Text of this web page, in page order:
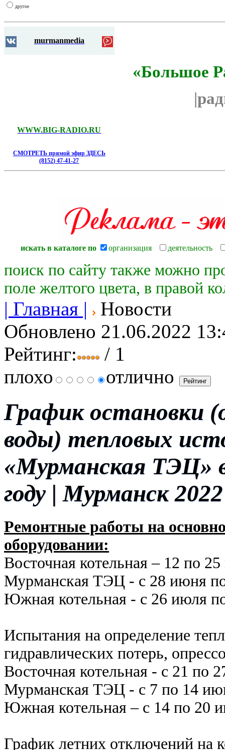
другое
murmanmedia
«Большое
WWW.BIG-RADIO.RU
СМОТРЕТЬ прямой эфир ЗДЕСЬ
(8152) 47-41-27
искать в каталоге по организация деятельность
поиск по сайту также можно
поле желтого цвета, в правой
| Главная |
Новости
Обновлено 21.06.2022
Рейтинг:
/ 1
плохо
отлично
График остановки
воды) тепловых
«Мурманская ТЭЦ»
году | Мурманск 2022
Ремонтные работы на
оборудовании:
Восточная котельная – 12 по
Мурманская ТЭЦ - с 28 июня
Южная котельная - с 26 июля
Испытания на определение
гидравлических потерь,
Восточная котельная - с 21 по
Мурманская ТЭЦ - с 7 по 14
Южная котельная – с 14 по 20
График летних отключений